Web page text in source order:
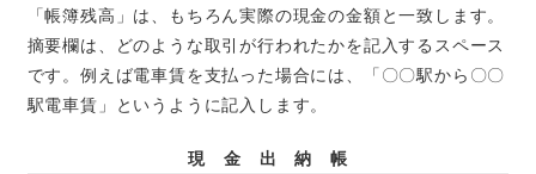
「帳簿残高」は、もちろん実際の現金の金額と一致します。
摘要欄は、どのような取引が行われたかを記入するスペース
です。例えば電車賃を支払った場合には、「〇〇駅から〇〇
駅電車賃」というように記入します。
現 金 出 納 帳